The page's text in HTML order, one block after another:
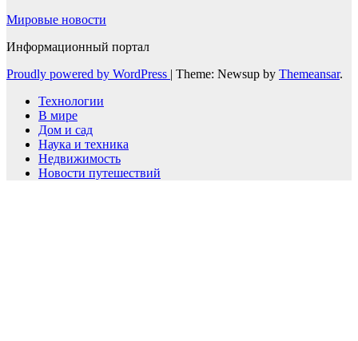
Мировые новости
Информационный портал
Proudly powered by WordPress | Theme: Newsup by Themeansar.
Технологии
В мире
Дом и сад
Наука и техника
Недвижимость
Новости путешествий